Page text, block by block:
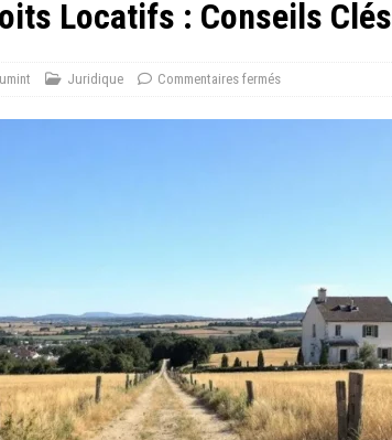
Locatifs : Conseils Clés
Juridique Commentaires fermés